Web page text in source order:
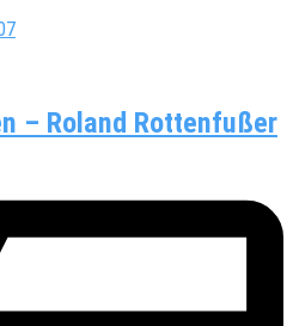
– Roland Rottenfußer